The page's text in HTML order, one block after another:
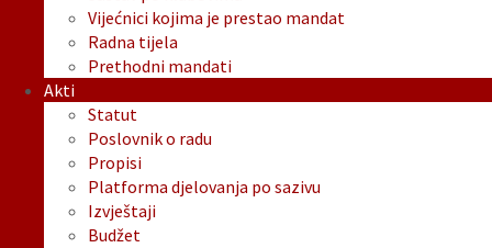
Vijećnici kojima je prestao mandat
Radna tijela
Prethodni mandati
Akti
Statut
Poslovnik o radu
Propisi
Platforma djelovanja po sazivu
Izvještaji
Budžet